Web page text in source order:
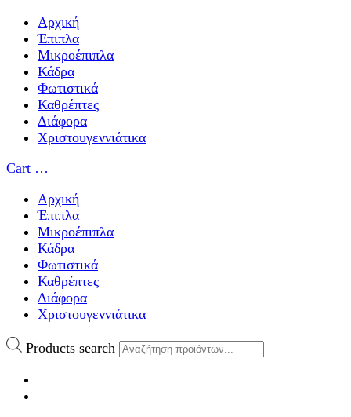
Αρχική
Έπιπλα
Μικροέπιπλα
Κάδρα
Φωτιστικά
Καθρέπτες
Διάφορα
Χριστουγεννιάτικα
Cart …
Αρχική
Έπιπλα
Μικροέπιπλα
Κάδρα
Φωτιστικά
Καθρέπτες
Διάφορα
Χριστουγεννιάτικα
Products search